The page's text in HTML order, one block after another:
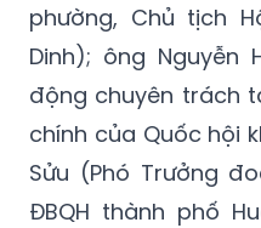
phường, Chủ tịch
Dinh); ông Nguyễn
động chuyên trách
chính của Quốc hội
Sửu (Phó Trưởng
ĐBQH thành phố